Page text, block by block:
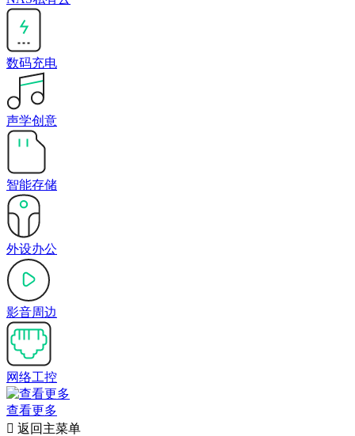
数码充电
声学创意
智能存储
外设办公
影音周边
网络工控
查看更多
 返回主菜单